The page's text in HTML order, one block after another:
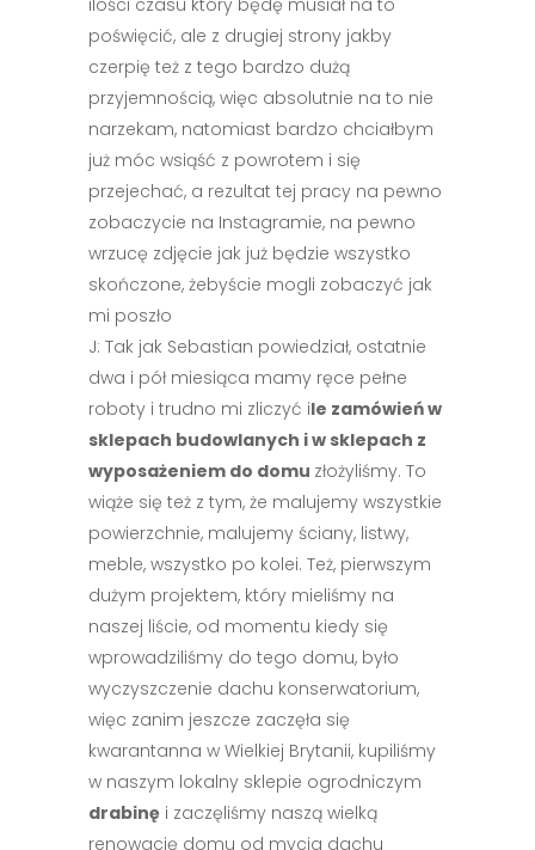
ilości czasu który będę musiał na to
poświęcić, ale z drugiej strony jakby
czerpię też z tego bardzo dużą
przyjemnością, więc absolutnie na to nie
narzekam, natomiast bardzo chciałbym
już móc wsiąść z powrotem i się
przejechać, a rezultat tej pracy na pewno
zobaczycie na Instagramie, na pewno
wrzucę zdjęcie jak już będzie wszystko
skończone, żebyście mogli zobaczyć jak
mi poszło
J: Tak jak Sebastian powiedział, ostatnie
dwa i pół miesiąca mamy ręce pełne
roboty i trudno mi zliczyć ile zamówień w
sklepach budowlanych i w sklepach z
wyposażeniem do domu złożyliśmy. To
wiąże się też z tym, że malujemy wszystkie
powierzchnie, malujemy ściany, listwy,
meble, wszystko po kolei. Też, pierwszym
dużym projektem, który mieliśmy na
naszej liście, od momentu kiedy się
wprowadziliśmy do tego domu, było
wyczyszczenie dachu konserwatorium,
więc zanim jeszcze zaczęła się
kwarantanna w Wielkiej Brytanii, kupiliśmy
w naszym lokalny sklepie ogrodniczym
drabinę i zaczęliśmy naszą wielką
renowację domu od mycia dachu